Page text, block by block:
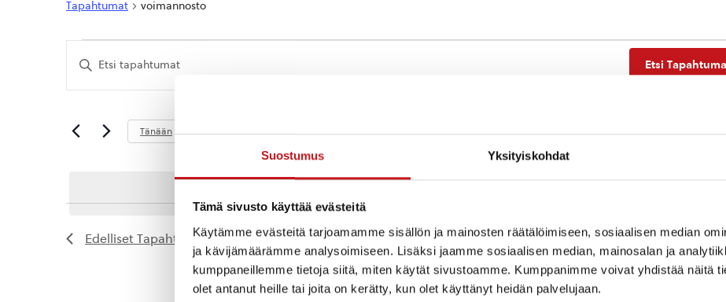
Suostumus Yksityiskohdat
Tämä sivusto käyttää evästeitä
Käytämme evästeitä tarjoamamme sisällön ja mainosten räätälöimiseen, sosiaalisen median
ja kävijämäärämme analysoimiseen. Lisäksi jaamme sosiaalisen median, mainosalan ja
kumppaneillemme tietoja siitä, miten käytät sivustoamme. Kumppanimme voivat yhdistää näitä
olet antanut heille tai joita on kerätty, kun olet käyttänyt heidän palvelujaan.
Tapahtumat voimannosto
Tapahtumat
Tapahtumat
Etsi
Näkymät
Syötä
hakusana.
Etsi
hakusanalla.
Etsi
Tänään Tuleva
Edelliset Tapahtumat